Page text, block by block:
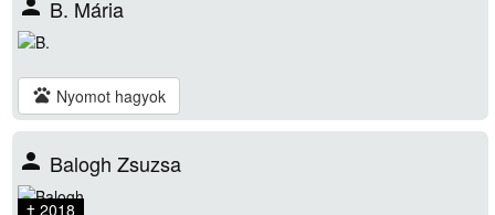
person B. Mária
pets Nyomot hagyok
person Balogh Zsuzsa
† 2018